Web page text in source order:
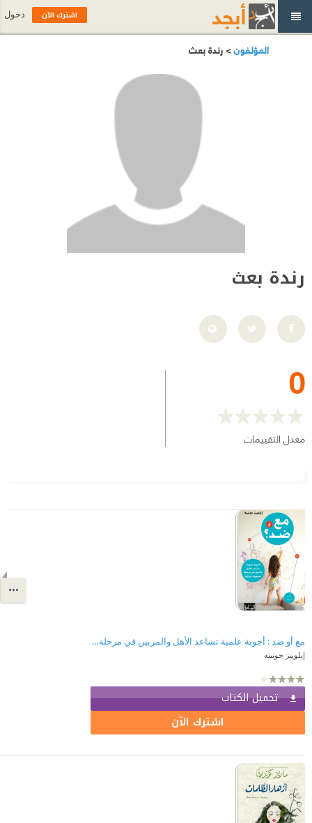
المؤلفون> رندة بعث
رندة بعث
0
معدل التقييمات
مع أو ضد : أجوبة علمية تساعد الأهل والمربين في مرحلة الطفولة المبكرة
إيلوييز جونييه
تحميل الكتاب
اشترك الآن
اشترك الآن دخول